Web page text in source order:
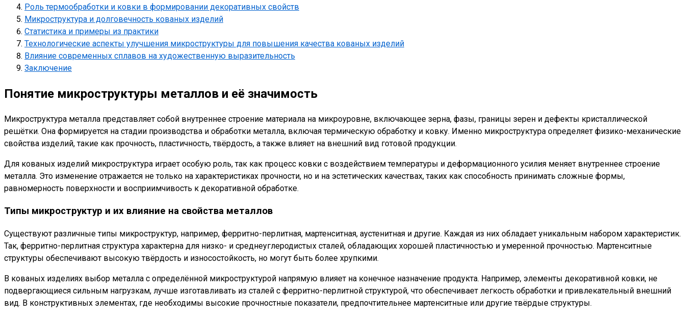
Роль термообработки и ковки в формировании декоративных свойств
Микроструктура и долговечность кованых изделий
Статистика и примеры из практики
Технологические аспекты улучшения микроструктуры для повышения качества кованых изделий
Влияние современных сплавов на художественную выразительность
Заключение
Понятие микроструктуры металлов и её значимость
Микроструктура металла представляет собой внутреннее строение материала на микроуровне, включающее зерна, фазы, границы зерен и дефекты кристаллической
решётки. Она формируется на стадии производства и обработки металла, включая термическую обработку и ковку. Именно микроструктура определяет физико-механические
свойства изделий, такие как прочность, пластичность, твёрдость, а также влияет на внешний вид готовой продукции.
Для кованых изделий микроструктура играет особую роль, так как процесс ковки с воздействием температуры и деформационного усилия меняет внутреннее строение
металла. Это изменение отражается не только на характеристиках прочности, но и на эстетических качествах, таких как способность принимать сложные формы,
равномерность поверхности и восприимчивость к декоративной обработке.
Типы микроструктур и их влияние на свойства металлов
Существуют различные типы микроструктур, например, ферритно-перлитная, мартенситная, аустенитная и другие. Каждая из них обладает уникальным набором характеристик.
Так, ферритно-перлитная структура характерна для низко- и среднеуглеродистых сталей, обладающих хорошей пластичностью и умеренной прочностью. Мартенситные
структуры обеспечивают высокую твёрдость и износостойкость, но могут быть более хрупкими.
В кованых изделиях выбор металла с определённой микроструктурой напрямую влияет на конечное назначение продукта. Например, элементы декоративной ковки, не
подвергающиеся сильным нагрузкам, лучше изготавливать из сталей с ферритно-перлитной структурой, что обеспечивает легкость обработки и привлекательный внешний
вид. В конструктивных элементах, где необходимы высокие прочностные показатели, предпочтительнее мартенситные или другие твёрдые структуры.